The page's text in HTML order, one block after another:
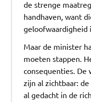
de strenge
handhaven, want
geloofwaardigheid
Maar de minister
moeten stappen.
consequenties. De
zijn al zichtbaar:
al gedacht in de